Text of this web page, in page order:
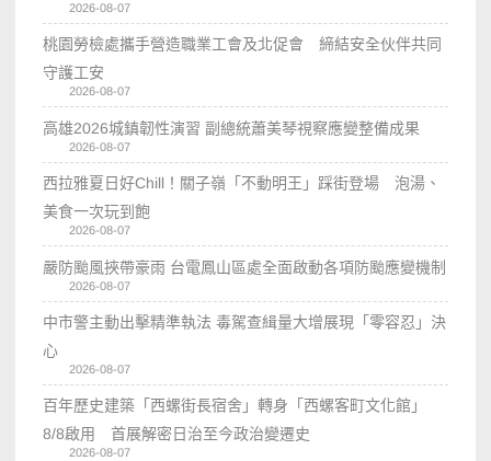
2026-08-07
桃園勞檢處攜手營造職業工會及北促會 締結安全伙伴共同
守護工安
2026-08-07
高雄2026城鎮韌性演習 副總統蕭美琴視察應變整備成果
2026-08-07
西拉雅夏日好Chill！關子嶺「不動明王」踩街登場 泡湯、
美食一次玩到飽
2026-08-07
嚴防颱風挾帶豪雨 台電鳳山區處全面啟動各項防颱應變機制
2026-08-07
中市警主動出擊精準執法 毒駕查緝量大增展現「零容忍」決
心
2026-08-07
百年歷史建築「西螺街長宿舍」轉身「西螺客町文化館」
8/8啟用 首展解密日治至今政治變遷史
2026-08-07